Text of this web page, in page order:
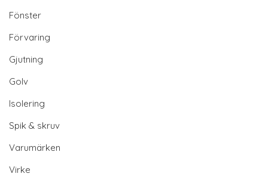
Fönster
Förvaring
Gjutning
Golv
Isolering
Spik & skruv
Varumärken
Virke